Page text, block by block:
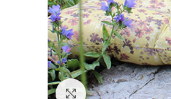
Click to enlarge